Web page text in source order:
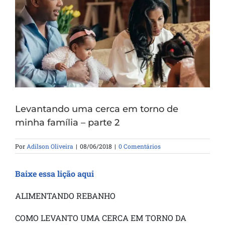
Levantando uma cerca em torno de
minha família – parte 2
Por Adilson Oliveira | 08/06/2018 | 0 Comentários
Baixe essa lição aqui
ALIMENTANDO REBANHO
COMO LEVANTO UMA CERCA EM TORNO DA